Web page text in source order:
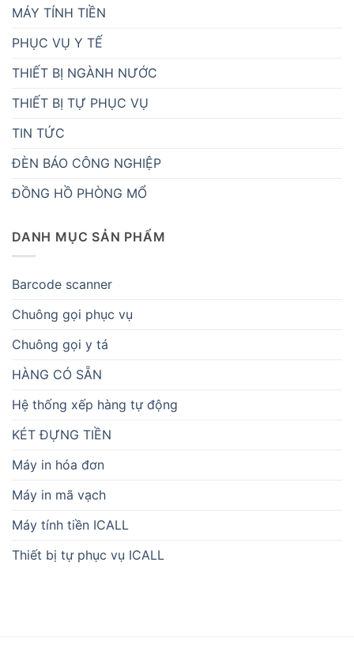
MÁY TÍNH TIỀN
PHỤC VỤ Y TẾ
THIẾT BỊ NGÀNH NƯỚC
THIẾT BỊ TỰ PHỤC VỤ
TIN TỨC
ĐÈN BÁO CÔNG NGHIỆP
ĐỒNG HỒ PHÒNG MỔ
DANH MỤC SẢN PHẨM
Barcode scanner
Chuông gọi phục vụ
Chuông gọi y tá
HÀNG CÓ SẴN
Hệ thống xếp hàng tự động
KÉT ĐỰNG TIỀN
Máy in hóa đơn
Máy in mã vạch
Máy tính tiền ICALL
Thiết bị tự phục vụ ICALL